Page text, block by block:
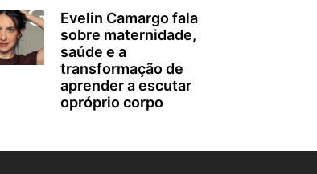
Evelin Camargo fala
sobre maternidade,
saúde e a
transformação de
aprender a escutar
opróprio corpo